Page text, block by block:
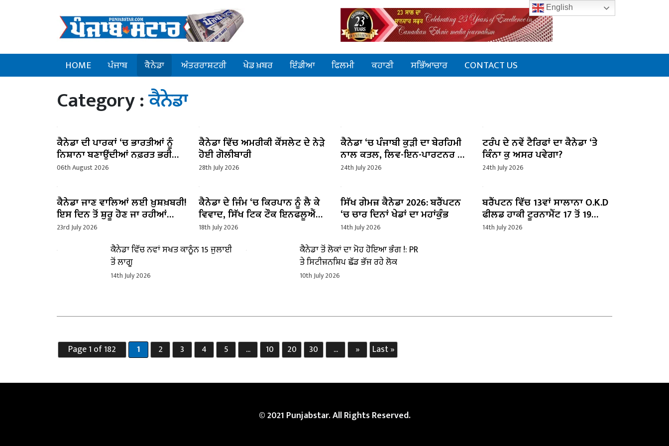
HOME ਪੰਜਾਬ ਕੈਨੇਡਾ ਅੰਤਰਰਾਸ਼ਟਰੀ ਖੇਡ ਖ਼ਬਰ ਇੰਡੀਆ ਫਿਲਮੀ ਕਹਾਣੀ ਸਭਿੱਆਚਾਰ CONTACT US
Category :ਕੈਨੇਡਾ
ਕੈਨੇਡਾ ਦੀ ਪਾਰਕਾਂ ‘ਚ ਭਾਰਤੀਆਂ ਨੂੰ
ਨਿਸ਼ਾਨਾ ਬਣਾਉਂਦੀਆਂ ਨਫ਼ਰਤ ਭਰੀਆਂ
ਲਿਖਤਾਂ, ਪੁਲਿਸ ਜਾਂਚ ‘ਚ ਜੁਟੀ
06th August 2026
ਕੈਨੇਡਾ ਵਿੱਚ ਅਮਰੀਕੀ ਕੌਂਸਲੇਟ ਦੇ ਨੇੜੇ
ਹੋਈ ਗੋਲੀਬਾਰੀ
28th July 2026
ਕੈਨੇਡਾ ‘ਚ ਪੰਜਾਬੀ ਕੁੜੀ ਦਾ ਬੇਰਹਿਮੀ
ਨਾਲ ਕਤਲ, ਲਿਵ-ਇਨ-ਪਾਰਟਨਰ ਨੇ
ਘੁੱਟਿਆ ਗਲਾ
24th July 2026
ਟਰੰਪ ਦੇ ਨਵੇਂ ਟੈਰਿਫਾਂ ਦਾ ਕੈਨੇਡਾ ‘ਤੇ
ਕਿੰਨਾ ਕੁ ਅਸਰ ਪਵੇਗਾ?
24th July 2026
ਕੈਨੇਡਾ ਜਾਣ ਵਾਲਿਆਂ ਲਈ ਖ਼ੁਸ਼ਖ਼ਬਰੀ!
ਇਸ ਦਿਨ ਤੋਂ ਸ਼ੁਰੂ ਹੋਣ ਜਾ ਰਹੀਆਂ
ਦਿੱਲੀ-ਟੋਰਾਂਟੋ ਨੌਨ-ਸਟਾਪ ਉਡਾਣਾਂ,
23rd July 2026
ਕੈਨੇਡਾ ਦੇ ਜਿੰਮ ‘ਚ ਕਿਰਪਾਨ ਨੂੰ ਲੈ ਕੇ
ਵਿਵਾਦ, ਸਿੱਖ ਟਿਕ ਟੌਕ ਇਨਫਲੂਐਂਸਰ
ਗੁਰਪ੍ਰਤਾਪ ਸਿੰਘ ਖਾਲਸਾ ਨੇ ਲਗਾਏ
18th July 2026
ਸਿੱਖ ਗੇਮਜ਼ ਕੈਨੇਡਾ 2026: ਬਰੈਂਪਟਨ
‘ਚ ਚਾਰ ਦਿਨਾਂ ਖੇਡਾਂ ਦਾ ਮਹਾਂਕੁੰਭ
14th July 2026
ਬਰੈਂਪਟਨ ਵਿੱਚ 13ਵਾਂ ਸਾਲਾਨਾ O.K.D
ਫੀਲਡ ਹਾਕੀ ਟੂਰਨਾਮੈਂਟ 17 ਤੋਂ 19
ਜੁਲਾਈ ਤੱਕ
14th July 2026
ਕੈਨੇਡਾ ਵਿੱਚ ਨਵਾਂ ਸਖਤ ਕਾਨੂੰਨ 15 ਜੁਲਾਈ
ਤੋਂ ਲਾਗੂ
14th July 2026
ਕੈਨੇਡਾ ਤੋਂ ਲੋਕਾਂ ਦਾ ਮੋਹ ਹੋਇਆ ਭੰਗ !: PR
ਤੇ ਸਿਟੀਜ਼ਨਸ਼ਿਪ ਛੱਡ ਭੱਜ ਰਹੇ ਲੋਕ
10th July 2026
Page 1 of 182 1 2 3 4 5 ... 10 20 30 ... » Last »
© 2021 Punjabstar. All Rights Reserved.
English